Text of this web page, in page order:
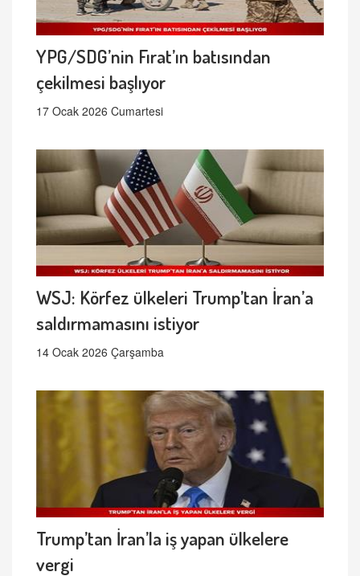
YPG/SDG’nin Fırat’ın batısından
çekilmesi başlıyor
17 Ocak 2026 Cumartesi
WSJ: Körfez ülkeleri Trump’tan İran’a
saldırmamasını istiyor
14 Ocak 2026 Çarşamba
Trump’tan İran’la iş yapan ülkelere
vergi